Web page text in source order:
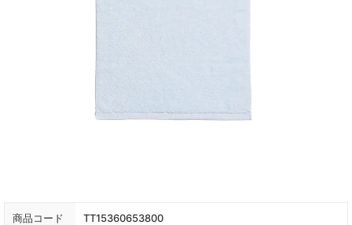
商品コード TT15360653800